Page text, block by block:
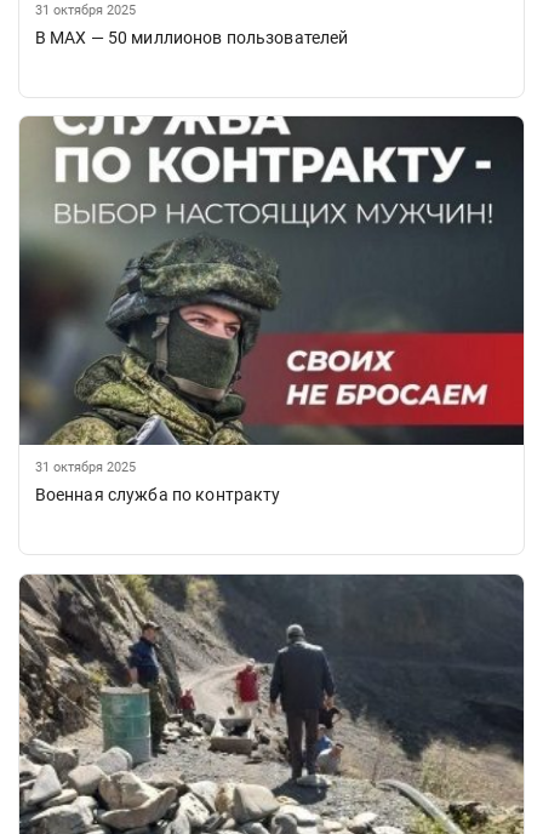
31 октября 2025
В МАХ — 50 миллионов пользователей
31 октября 2025
Военная служба по контракту